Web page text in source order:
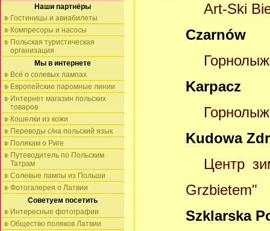
Наши партнёры
Гостиницы и авиабилеты
Компресоры и насосы
Польская туристическая
организация
Мы в интернете
Всё о солевых лампах
Европейские паромные линии
Интернет магазин польских
товаров
Кошелки из кожи
Переводы с/на польский язык
Полякам о Риге
Путеводитель по Польским
Татрам
Солевые лампы из Польши
Фотогалерея о Латвии
Советуем посетить
Интересные фотографии
Общество поляков Латвии
Art-Ski
Czarnów
Karpacz
Kudowa
Центр
Grzbietem"
Szklarska